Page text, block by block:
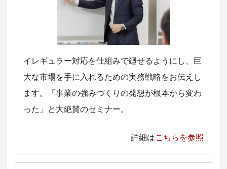
イレギュラー対応を仕組みで廻せるようにし、巨
大な市場を手に入れるための実務戦略をお伝えし
ます。「事業の強みづくりの発想が根本から変わ
った」と大絶賛のセミナー。
詳細はこちらを参照